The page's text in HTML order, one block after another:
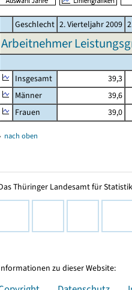
Geschlecht 2. Vierteljahr 2009
Arbeitnehmer
Insgesamt
39,3
Männer
39,6
Frauen
39,0
nach oben
Thüringer Landesamt für
zu dieser Website: